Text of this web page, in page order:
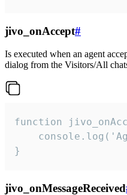
jivo_onAccept#
Is executed when an agent
dialog from the Visitors/All
function
}
jivo_onMessageReceived